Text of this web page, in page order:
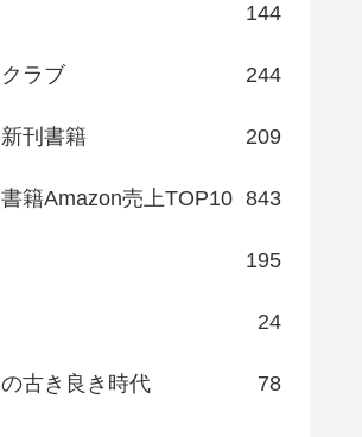
144
ラブ 244
刊書籍 209
籍Amazon売上TOP10 843
195
24
古き良き時代 78